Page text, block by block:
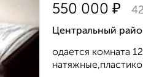
550 000 ₽
Центральный
одается комната